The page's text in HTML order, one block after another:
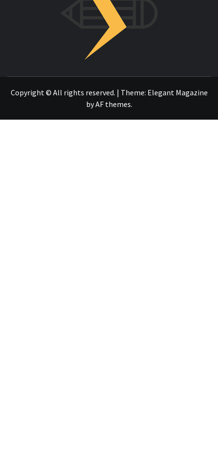
Copyright © All rights reserved. | Theme: Elegant Magazine
byAF themes.